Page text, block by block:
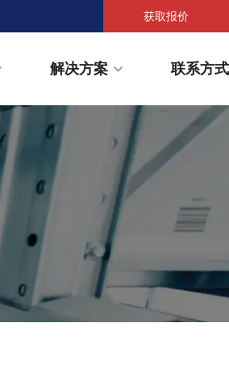
获取报价
解决方案 联系方式